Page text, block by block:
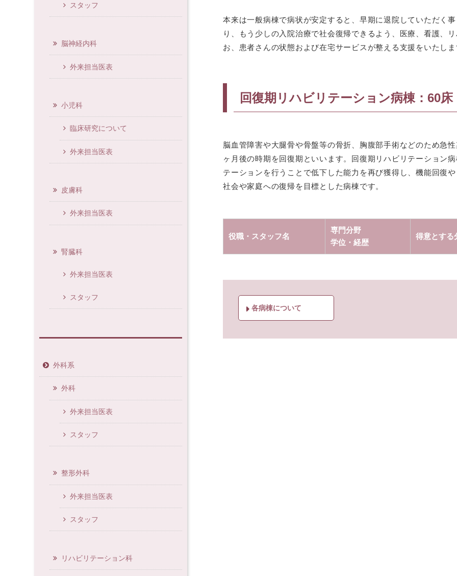
本来は一般病棟で病状が安定すると、早期に退院していただく
り、もう少しの入院治療で社会復帰できるよう、医療、看護、
お、患者さんの状態および在宅サービスが整える支援をいたし
回復期リハビリテーション病棟：60床
脳血管障害や大腿骨や骨盤等の骨折、胸腹部手術などのため急
ヶ月後の時期を回復期といいます。回復期リハビリテーション
テーションを行うことで低下した能力を再び獲得し、機能回復
社会や家庭への復帰を目標とした病棟です。
役職・スタッフ名
専門分野
学位・経歴
得意とする
各病棟について
スタッフ
脳神経内科
外来担当医表
小児科
臨床研究について
外来担当医表
皮膚科
外来担当医表
腎臓科
外来担当医表
スタッフ
外科系
外科
外来担当医表
スタッフ
整形外科
外来担当医表
スタッフ
リハビリテーション科